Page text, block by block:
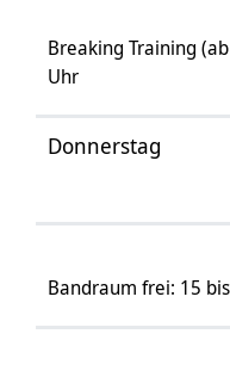
Breaking Training
Uhr
Donnerstag
Bandraum frei: 15